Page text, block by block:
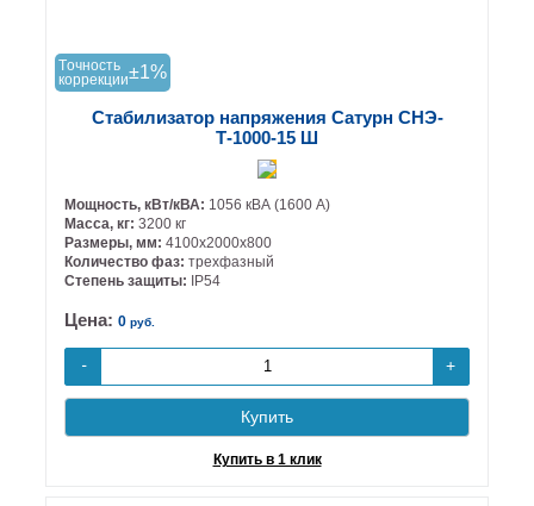
Tочность
коррекции±1%
Стабилизатор напряжения Сатурн СНЭ-
Т-1000-15 Ш
Мощность, кВт/кВА: 1056 кВА (1600 А)
Масса, кг: 3200 кг
Размеры, мм: 4100х2000х800
Количество фаз: трехфазный
Степень защиты:
IP54
Цена: 0 руб.
- +
Купить
Купить в 1 клик